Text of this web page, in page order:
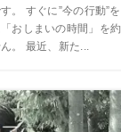
。 すぐに”今の行動”
おしまいの時間」を
。 最近、新た...